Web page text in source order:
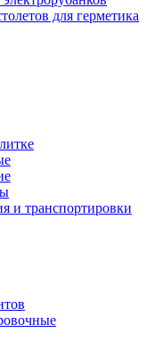
для герметика
и транспортировки